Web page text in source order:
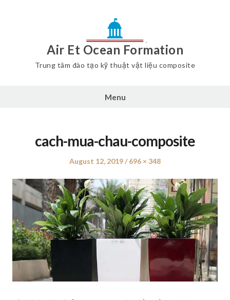
Air Et Ocean Formation
Trung tâm đào tạo kỹ thuật vật liệu composite
Menu
cach-mua-chau-composite
Posted
August 12, 2019
Full
696 × 348